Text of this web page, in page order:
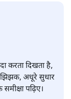
करता दिखता है,
झिझक, अधूरे सुधार
पढ़िए।